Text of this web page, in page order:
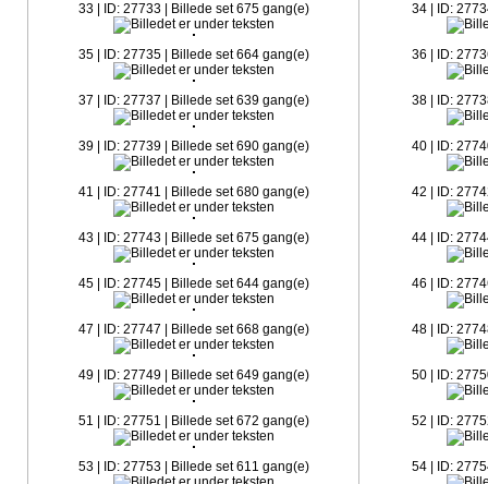
33 | ID: 27733 | Billede set 675 gang(e) 34 | ID:
35 | ID: 27735 | Billede set 664 gang(e) 36 | ID:
37 | ID: 27737 | Billede set 639 gang(e) 38 | ID:
39 | ID: 27739 | Billede set 690 gang(e) 40 | ID:
41 | ID: 27741 | Billede set 680 gang(e) 42 | ID:
43 | ID: 27743 | Billede set 675 gang(e) 44 | ID:
45 | ID: 27745 | Billede set 644 gang(e) 46 | ID:
47 | ID: 27747 | Billede set 668 gang(e) 48 | ID:
49 | ID: 27749 | Billede set 649 gang(e) 50 | ID:
51 | ID: 27751 | Billede set 672 gang(e) 52 | ID:
53 | ID: 27753 | Billede set 611 gang(e) 54 | ID: